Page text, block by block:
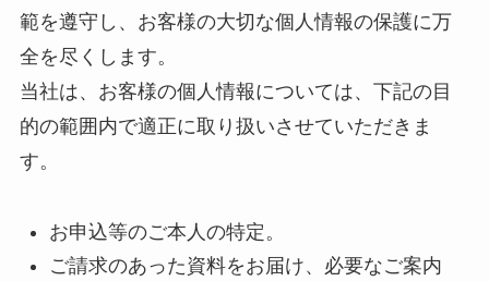
範を遵守し、お客様の大切な個人情報の保護に万
全を尽くします。
当社は、お客様の個人情報については、下記の目
的の範囲内で適正に取り扱いさせていただきま
す。
お申込等のご本人の特定。
ご請求のあった資料をお届け、必要なご案内